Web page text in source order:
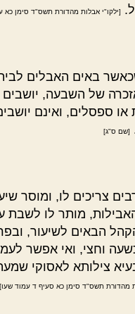
[ילקו"י אבלות מהדורת תשס"ד סימן כא
באים האבלים
של השבעה, יושבים
ספסלים, ואינם
[שם ס"ג]
צריכים לו, ומוסר
מותר לו לשבת
הבאים לשיעור,
וחצי, ואי אפשר
צילותא לאסוקי
מהדורת תשס"ד סימן כא סעיף ד עמוד שעו]